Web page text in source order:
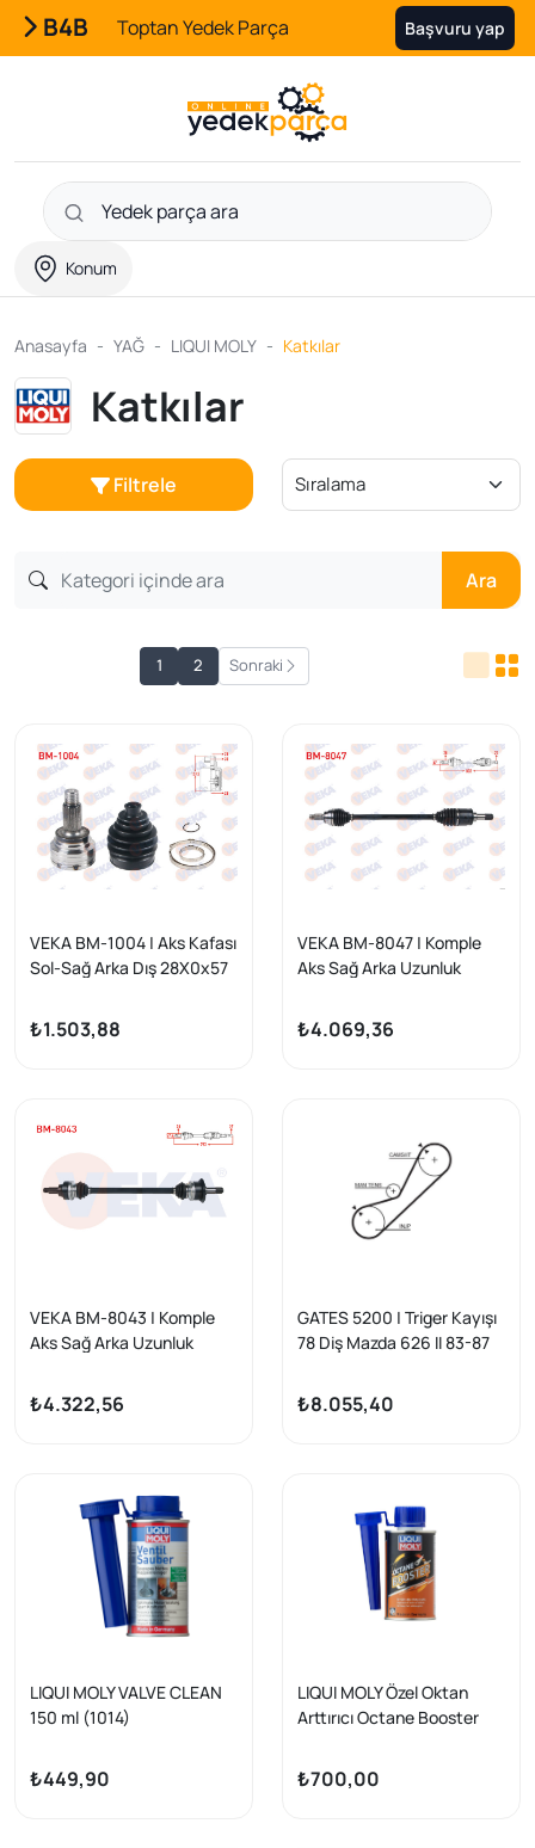
B4B Toptan Yedek Parça Başvuru yap
Konum
Anasayfa YAĞ LIQUI MOLY Katkılar
Katkılar
Filtrele
Ara
1 2 Sonraki
VEKA BM-1004 | Aks Kafası
Sol-Sağ Arka Dış 28X0x57
Serisi (F20,F21) 116 İ-118
İ-120 İ 2010-/ 3 Serisi (F30)
₺1.503,88
VEKA BM-8047 | Komple
Aks Sağ Arka Uzunluk
(F20,F21) 116 İ-118 İ-120 İ
2010-/ 3 Serisi (F30) 316
₺4.069,36
VEKA BM-8043 | Komple
Aks Sağ Arka Uzunluk
(F20,F21) 2010-/ 316İ-320İ
(F30) 2011 -
₺4.322,56
GATES 5200 | Triger Kayışı
78 Diş Mazda 626 II 83-87
₺8.055,40
LIQUI MOLY VALVE CLEAN
150 ml (1014)
₺449,90
LIQUI MOLY Özel Oktan
Arttırıcı Octane Booster
₺700,00